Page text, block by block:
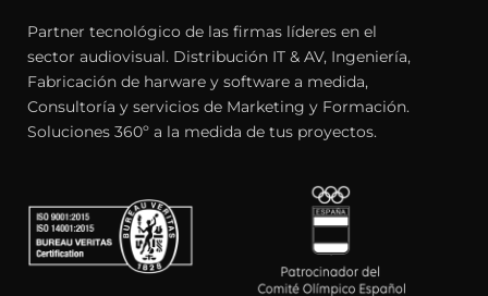
Partner tecnológico de las firmas líderes en el
sector audiovisual. Distribución IT & AV, Ingeniería,
Fabricación de harware y software a medida,
Consultoría y servicios de Marketing y Formación.
Soluciones 360º a la medida de tus proyectos.